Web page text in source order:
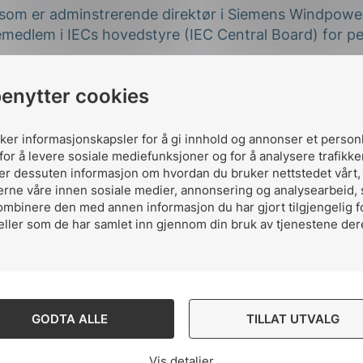
cookies
informasjonskapsler for å gi innhold og annonser et
å levere sosiale mediefunksjoner og for å analysere
dessuten informasjon om hvordan du bruker nettstedet vårt,
våre innen sosiale medier, annonsering og analysearbeid,
den med annen informasjon du har gjort tilgjengelig
som de har samlet inn gjennom din bruk av tjenestene
GODTA ALLE TILLAT UTVALG
er adminstrerende direktør i Siemens
i IECs hovedstyre (IEC Central Board) for
er Corporate Senior Advisor i NEMKO, er
IEC Conformity Assessment Board (CAB) for
som er direktør i Energi Norge, har blitt valgt til
for perioden 2018 – 2019.
medlemmer i NEKs styre og vil inneha
med NEKs strategiske plan hvor man søker
er også et bevis på Norges sterke posisjon i den
standardiseringen.